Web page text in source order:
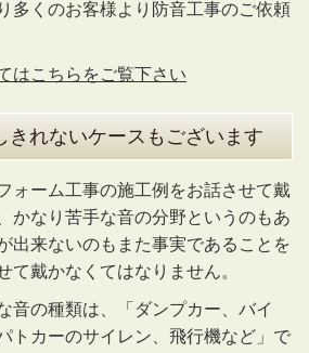
多くのお客様より防音工事のご依頼
はこちらをご覧下さい
きれないケースもございます
ォーム工事の施工例をお話させて戴
かなり苦手な音の分野というのもあ
出来ないのもまた事実であることを
て戴かなくてはなりません。
音の種類は、「ダンプカー、バイ
トカーのサイレン、飛行機など」で